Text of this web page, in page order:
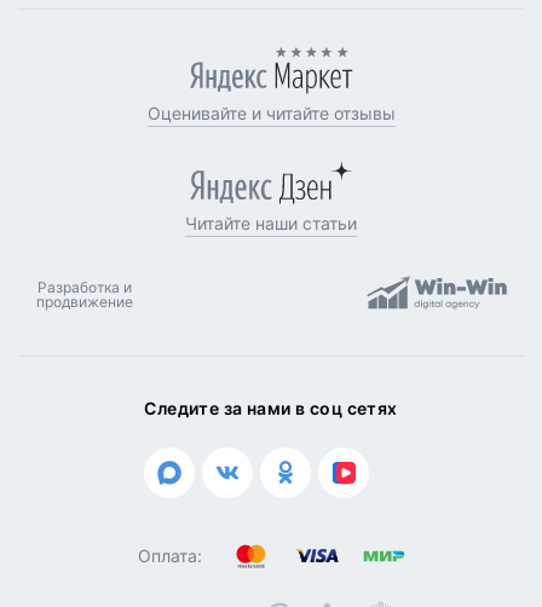
Следите за нами в соц сетях
Оплата:
Оценивайте и читайте отзывы
Читайте наши статьи
Разработка и
продвижение